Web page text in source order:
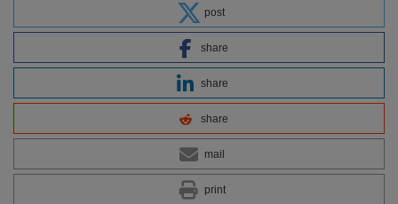
post
share
share
share
mail
print